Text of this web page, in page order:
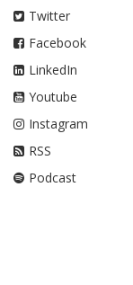
Twitter
Facebook
LinkedIn
Youtube
Instagram
RSS
Podcast